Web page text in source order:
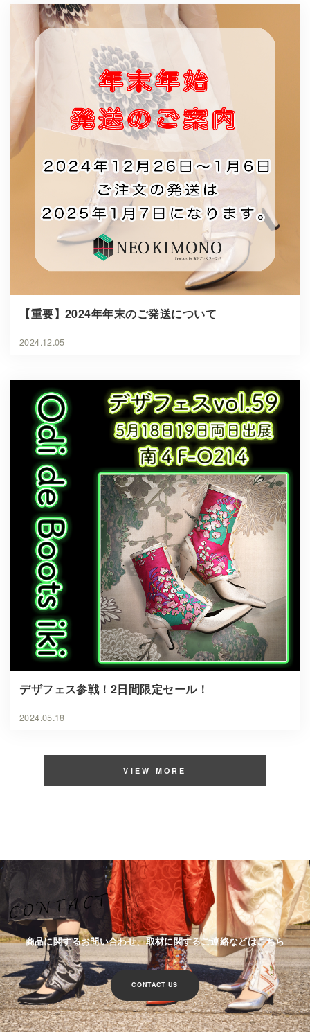
【重要】2024年年末のご発送について
2024.12.05
デザフェス参戦！2日間限定セール！
2024.05.18
VIEW MORE
商品に関するお問い合わせ、取材に関するご連絡などはこちら
CONTACT US